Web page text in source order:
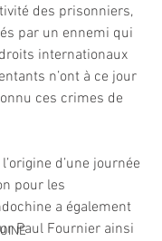
des prisonniers,
par un ennemi qui
internationaux
n’ont à ce jour
ces crimes de
d’une journée
pour les
a également
Paul Fournier ainsi